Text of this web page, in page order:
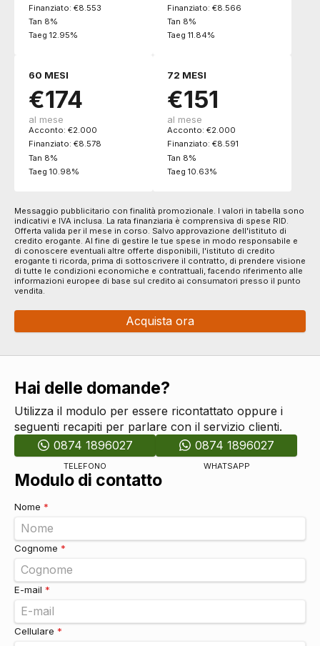
Finanziato: €8.553
Tan 8%
Taeg 12.95%
Finanziato: €8.566
Tan 8%
Taeg 11.84%
60 MESI
€174
al mese
Acconto: €2.000
Finanziato: €8.578
Tan 8%
Taeg 10.98%
72 MESI
€151
al mese
Acconto: €2.000
Finanziato: €8.591
Tan 8%
Taeg 10.63%
Messaggio pubblicitario con finalità promozionale. I valori in tabella sono
indicativi e IVA inclusa. La rata finanziaria è comprensiva di spese RID.
Offerta valida per il mese in corso. Salvo approvazione dell'istituto di
credito erogante. Al fine di gestire le tue spese in modo responsabile e
di conoscere eventuali altre offerte disponibili, l'istituto di credito
erogante ti ricorda, prima di sottoscrivere il contratto, di prendere visione
di tutte le condizioni economiche e contrattuali, facendo riferimento alle
informazioni europee di base sul credito ai consumatori presso il punto
vendita.
Acquista ora
Hai delle domande?
Utilizza il modulo per essere ricontattato oppure i
seguenti recapiti per parlare con il servizio clienti.
0874 1896027
TELEFONO
0874 1896027
WHATSAPP
Modulo di contatto
Nome *
Cognome *
E-mail *
Cellulare *